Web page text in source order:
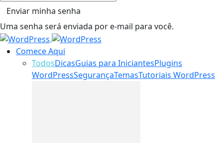
Uma senha será enviada por e-mail para você.
Comece Aqui
TodosDicasGuias para IniciantesPlugins
WordPressSegurançaTemasTutoriais WordPress